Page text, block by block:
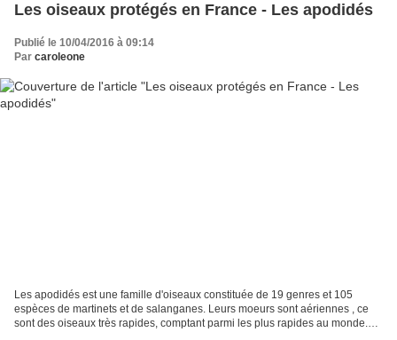
Les oiseaux protégés en France - Les apodidés
Publié le 10/04/2016 à 09:14
Par caroleone
Les apodidés est une famille d'oiseaux constituée de 19 genres et 105
espèces de martinets et de salanganes. Leurs moeurs sont aériennes , ce
sont des oiseaux très rapides, comptant parmi les plus rapides au monde.